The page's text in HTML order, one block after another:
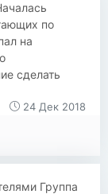
по
на
сделать
24 Дек 2018
Группа